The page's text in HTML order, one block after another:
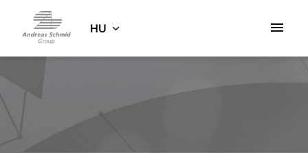
tartalomhoz
Kezdőlap HU